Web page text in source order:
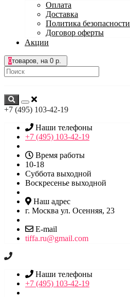
Оплата
Доставка
Политика безопасности
Договор оферты
Акции
0товаров, на 0 р.
+7 (495) 103-42-19
Наши телефоны
+7 (495) 103-42-19
Время работы
10-18
Суббота выходной
Воскресенье выходной
Наш адрес
г. Москва ул. Осенняя, 23
E-mail
tiffa.ru@gmail.com
Наши телефоны
+7 (495) 103-42-19